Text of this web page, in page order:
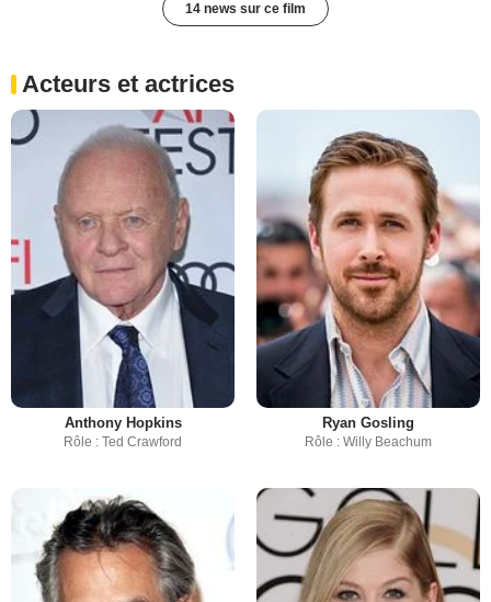
14 news sur ce film
Acteurs et actrices
Anthony Hopkins
Rôle : Ted Crawford
Ryan Gosling
Rôle : Willy Beachum